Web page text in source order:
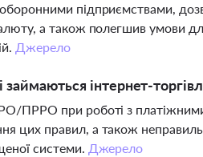
підприємствами,
а також полегшив умови
Джерело
інтернет-
ПРРО при роботі з
цих правил, а також
системи. Джерело